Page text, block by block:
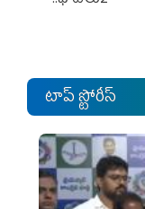
టాప్ స్టోరీస్